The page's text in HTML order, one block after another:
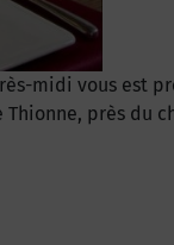
midi vous
près du